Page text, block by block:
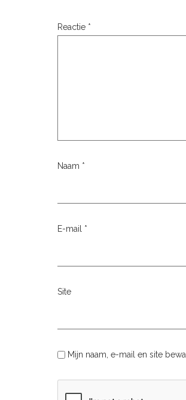
Reactie *
Naam *
E-mail *
Site
Mijn naam, e-mail en site